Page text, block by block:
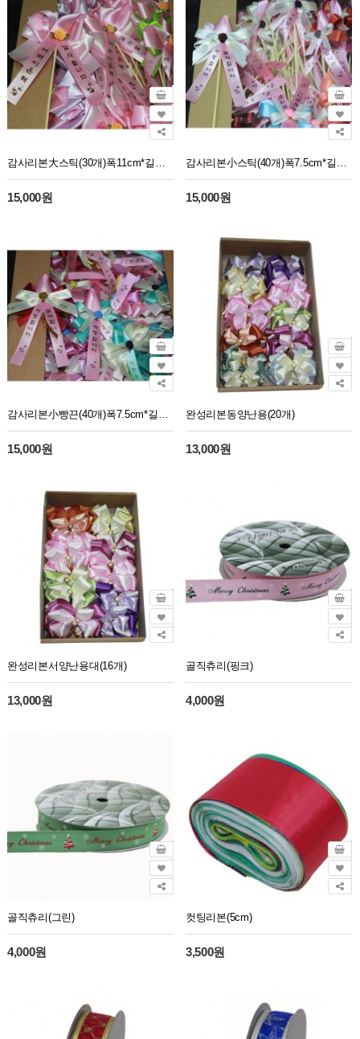
감사리본大스틱(30개)폭11cm*길이15cm
15,000원
감사리본小스틱(40개)폭7.5cm*길이13.5cm
15,000원
감사리본小빵끈(40개)폭7.5cm*길이13.5cm
15,000원
완성리본동양난용(20개)
13,000원
완성리본서양난용대(16개)
13,000원
골직츄리(핑크)
4,000원
골직츄리(그린)
4,000원
컷팅리본(5cm)
3,500원